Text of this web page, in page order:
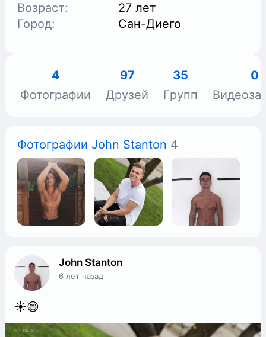
Возраст:
27 лет
Город:
Сан-Диего
4
Фотографии
97
Друзей
35
Групп
0
Фотографии John Stanton 4
John Stanton
6 лет назад
☀😄